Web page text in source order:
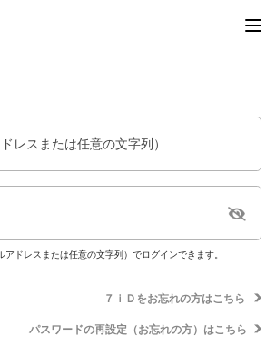
レスまたは任意の文字列）
アドレスまたは任意の文字列）でログインできます。
７ｉＤをお忘れの方はこちら
パスワードの再設定（お忘れの方）はこちら